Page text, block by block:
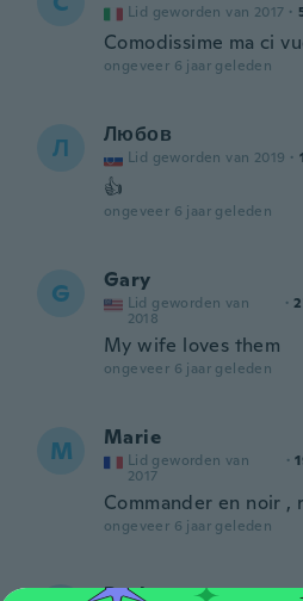
Lid geworden van 2017 ·
Comodissime ma ci
ongeveer 6 jaar geleden
Л Любов
Lid geworden van 2019 ·
👍
ongeveer 6 jaar geleden
G Gary
Lid geworden van
2018
·
My wife loves them
ongeveer 6 jaar geleden
M Marie
Lid geworden van
2017
·
Commander en noir ,
ongeveer 6 jaar geleden
Paula